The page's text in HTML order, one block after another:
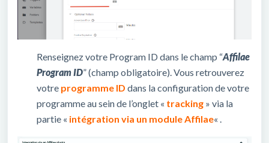
Renseignez votre Program ID dans le champ “Affilae
Program ID” (champ obligatoire). Vous retrouverez
votre programme ID dans la configuration de votre
programme au sein de l’onglet « tracking » via la
partie « intégration via un module Affilae« .